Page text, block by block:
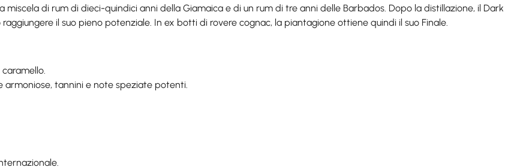
di rum di dieci-quindici anni della Giamaica e di un rum di tre anni delle Barbados. Dopo la distillazione, il Dark
il suo pieno potenziale. In ex botti di rovere cognac, la piantagione ottiene quindi il suo Finale.
tannini e note speziate potenti.